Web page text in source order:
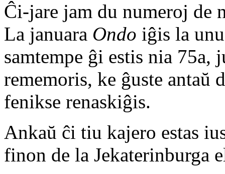
Ĉi-jare jam du numeroj de
La januara Ondo iĝis la
samtempe ĝi estis nia
rememoris, ke ĝuste antaŭ
fenikse renaskiĝis.
Ankaŭ ĉi tiu kajero estas
finon de la Jekaterinburga